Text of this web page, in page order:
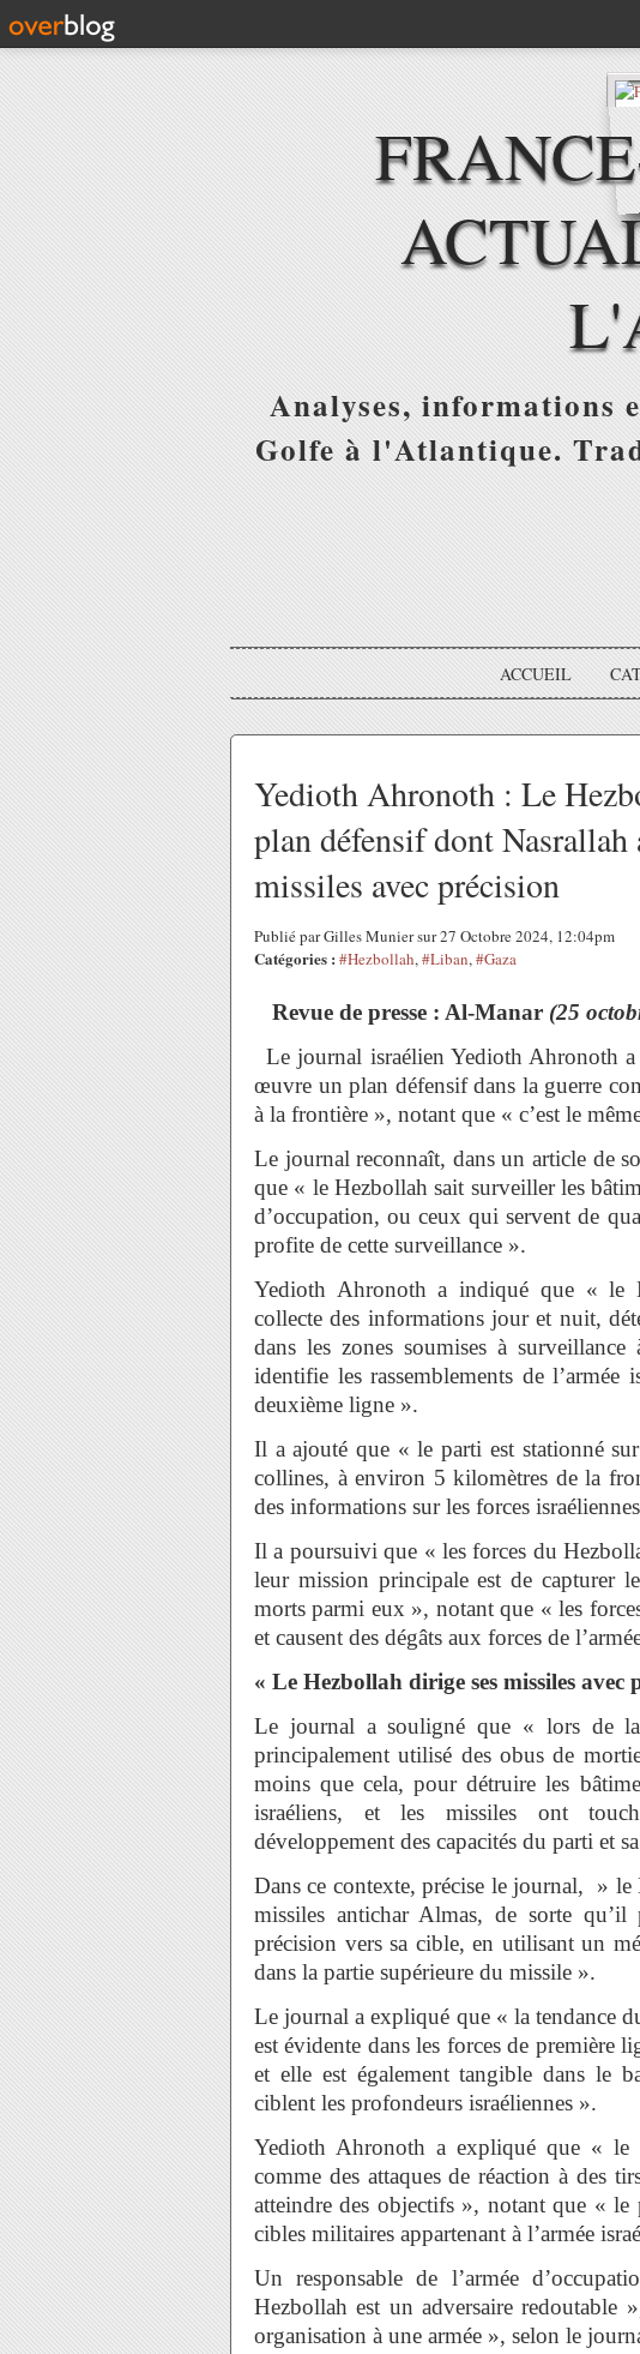
Analyses, informations
Golfe à l'Atlantique.
ACCUEIL
Yedioth Ahronoth : Le
plan défensif dont Nasrallah
missiles avec précision
Publié par Gilles Munier sur 27 Octobre 2024, 12:04pm
Catégories : #Hezbollah,#Liban,#Gaza
Revue de presse : Al-Manar (25
Le journal israélien Yedioth Ahronoth
œuvre un plan défensif dans la guerre
à la frontière », notant que « c’est le
Le journal reconnaît, dans un article de
que « le Hezbollah sait surveiller les
d’occupation, ou ceux qui servent de
profite de cette surveillance ».
Yedioth Ahronoth a indiqué que « le
collecte des informations jour et nuit,
dans les zones soumises à
identifie les rassemblements de
deuxième ligne ».
Il a ajouté que « le parti est stationné
collines, à environ 5 kilomètres de la
des informations sur les forces
Il a poursuivi que « les forces du
leur mission principale est de capturer
morts parmi eux », notant que « les
et causent des dégâts aux forces de
« Le Hezbollah dirige ses missiles avec
Le journal a souligné que « lors de
principalement utilisé des obus de
moins que cela, pour détruire les
israéliens, et les missiles ont
développement des capacités du parti et
Dans ce contexte, précise le journal, » le
missiles antichar Almas, de sorte
précision vers sa cible, en utilisant un
dans la partie supérieure du missile ».
Le journal a expliqué que « la tendance
est évidente dans les forces de première
et elle est également tangible dans le
ciblent les profondeurs israéliennes ».
Yedioth Ahronoth a expliqué que « le
comme des attaques de réaction à des
atteindre des objectifs », notant que «
cibles militaires appartenant à l’armée
Un responsable de l’armée
Hezbollah est un adversaire redoutable
organisation à une armée », selon le